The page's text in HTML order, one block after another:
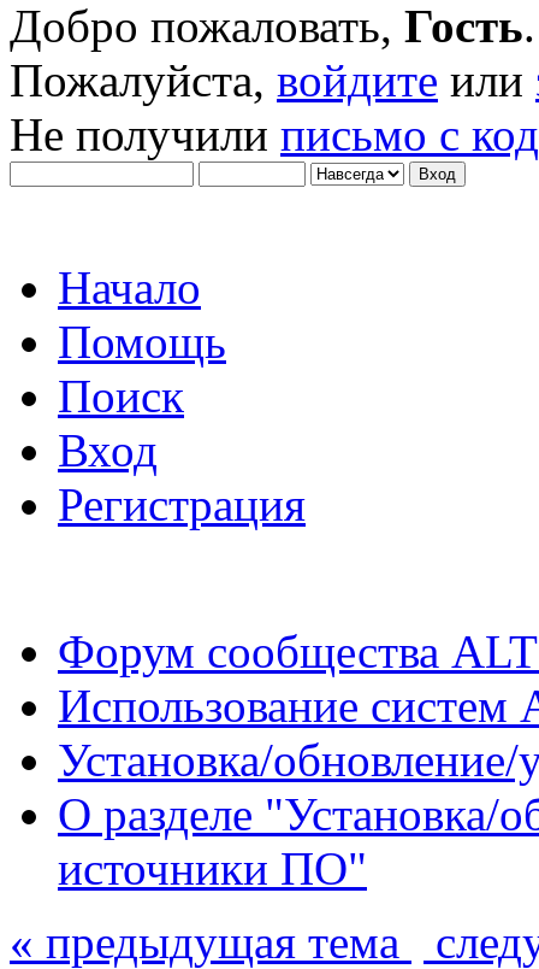
Добро пожаловать, Гость.
Пожалуйста, войдите или
Не получили письмо с
Начало
Помощь
Поиск
Вход
Регистрация
Форум сообщества
Использование систем
Установка/
О разделе "Установка/
источники ПО"
« предыдущая тема